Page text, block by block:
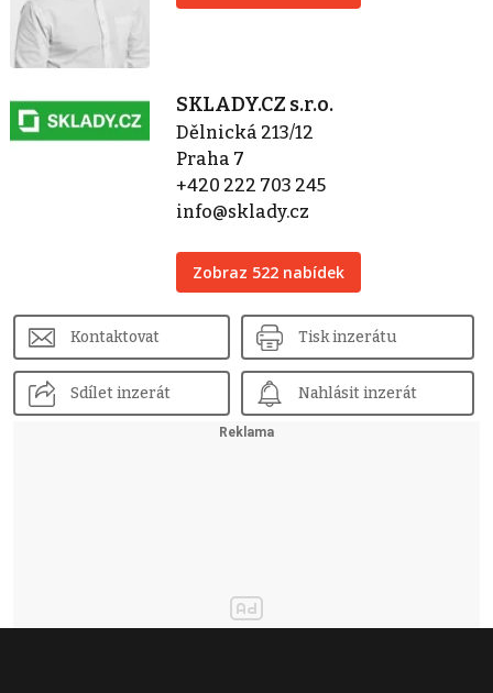
SKLADY.CZ s.r.o.
Dělnická 213/12
Praha 7
+420 222 703 245
info@sklady.cz
Zobraz 522 nabídek
Kontaktovat Tisk inzerátu
Sdílet inzerát Nahlásit inzerát